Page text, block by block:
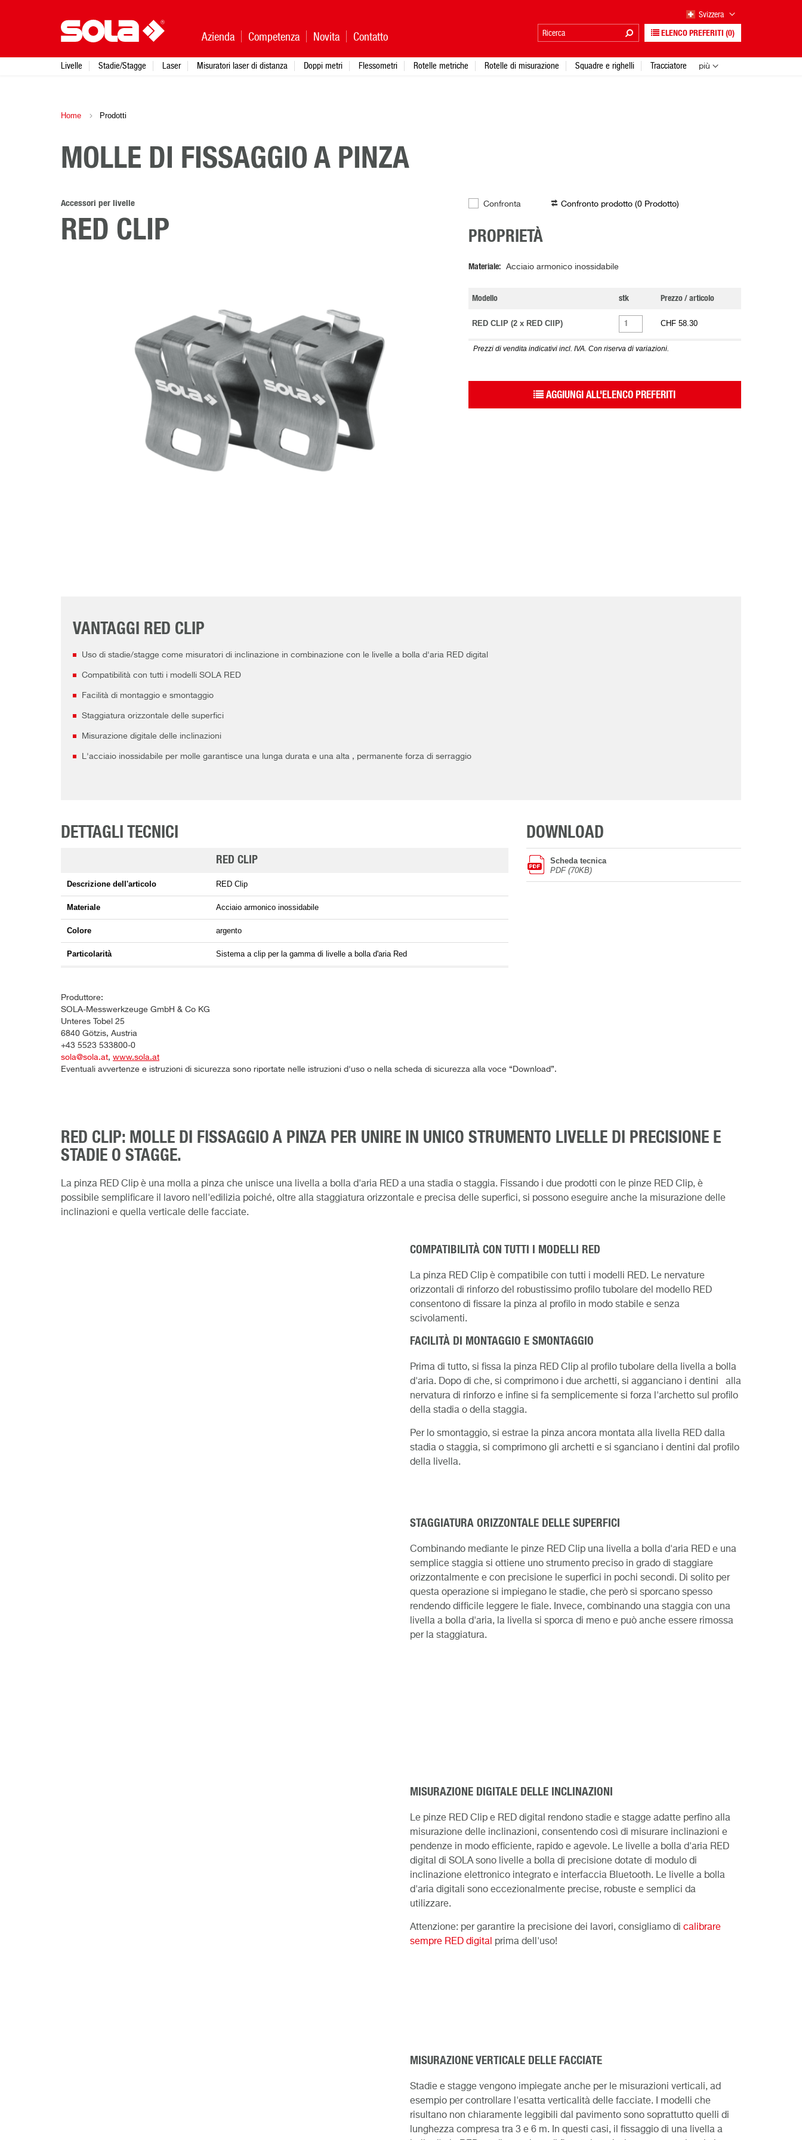
Home Prodotti
MOLLE DI FISSAGGIO A PINZA
Accessori per livelle
RED CLIP
Confronta Confronto prodotto (0 Prodotto)
PROPRIETÀ
Materiale Acciaio armonico inossidabile
Modello stk Prezzo / articolo
RED CLIP (2 x RED ClIP) CHF 58.30
Prezzi di vendita indicativi incl. IVA. Con riserva di variazioni.
AGGIUNGI ALL'ELENCO PREFERITI
VANTAGGI RED CLIP
Uso di stadie/stagge come misuratori di inclinazione in combinazione con le livelle a bolla d'aria RED digital
Compatibilità con tutti i modelli SOLA RED
Facilità di montaggio e smontaggio
Staggiatura orizzontale delle superfici
Misurazione digitale delle inclinazioni
L'acciaio inossidabile per molle garantisce una lunga durata e una alta , permanente forza di serraggio
DETTAGLI TECNICI
RED CLIP
Descrizione dell'articolo RED Clip
Materiale Acciaio armonico inossidabile
Colore argento
Particolarità Sistema a clip per la gamma di livelle a bolla d'aria Red
DOWNLOAD
Scheda tecnica
PDF (70KB)
Produttore:
SOLA-Messwerkzeuge GmbH & Co KG
Unteres Tobel 25
6840 Götzis, Austria
+43 5523 533800-0
sola@sola.at, www.sola.at
Eventuali avvertenze e istruzioni di sicurezza sono riportate nelle istruzioni d'uso o nella scheda di sicurezza alla voce “Download”.
RED CLIP: MOLLE DI FISSAGGIO A PINZA PER UNIRE IN UNICO STRUMENTO LIVELLE DI PRECISIONE E
STADIE O STAGGE.
La pinza RED Clip è una molla a pinza che unisce una livella a bolla d'aria RED a una stadia o staggia. Fissando i due prodotti con le pinze RED Clip, è
possibile semplificare il lavoro nell'edilizia poiché, oltre alla staggiatura orizzontale e precisa delle superfici, si possono eseguire anche la misurazione delle
inclinazioni e quella verticale delle facciate.
COMPATIBILITÀ CON TUTTI I MODELLI RED
La pinza RED Clip è compatibile con tutti i modelli RED. Le nervature
orizzontali di rinforzo del robustissimo profilo tubolare del modello RED
consentono di fissare la pinza al profilo in modo stabile e senza
scivolamenti.
FACILITÀ DI MONTAGGIO E SMONTAGGIO
Prima di tutto, si fissa la pinza RED Clip al profilo tubolare della livella a bolla
d'aria. Dopo di che, si comprimono i due archetti, si agganciano i dentini alla
nervatura di rinforzo e infine si fa semplicemente si forza l'archetto sul profilo
della stadia o della staggia.
Per lo smontaggio, si estrae la pinza ancora montata alla livella RED dalla
stadia o staggia, si comprimono gli archetti e si sganciano i dentini dal profilo
della livella.
STAGGIATURA ORIZZONTALE DELLE SUPERFICI
Combinando mediante le pinze RED Clip una livella a bolla d'aria RED e una
semplice staggia si ottiene uno strumento preciso in grado di staggiare
orizzontalmente e con precisione le superfici in pochi secondi. Di solito per
questa operazione si impiegano le stadie, che però si sporcano spesso
rendendo difficile leggere le fiale. Invece, combinando una staggia con una
livella a bolla d'aria, la livella si sporca di meno e può anche essere rimossa
per la staggiatura.
MISURAZIONE DIGITALE DELLE INCLINAZIONI
Le pinze RED Clip e RED digital rendono stadie e stagge adatte perfino alla
misurazione delle inclinazioni, consentendo così di misurare inclinazioni e
pendenze in modo efficiente, rapido e agevole. Le livelle a bolla d'aria RED
digital di SOLA sono livelle a bolla di precisione dotate di modulo di
inclinazione elettronico integrato e interfaccia Bluetooth. Le livelle a bolla
d'aria digitali sono eccezionalmente precise, robuste e semplici da
utilizzare.
Attenzione: per garantire la precisione dei lavori, consigliamo di calibrare
sempre RED digital prima dell'uso!
MISURAZIONE VERTICALE DELLE FACCIATE
Stadie e stagge vengono impiegate anche per le misurazioni verticali, ad
esempio per controllare l'esatta verticalità delle facciate. I modelli che
risultano non chiaramente leggibili dal pavimento sono soprattutto quelli di
lunghezza compresa tra 3 e 6 m. In questi casi, il fissaggio di una livella a
Azienda Competenza Novita Contatto
Svizzera
ELENCO PREFERITI (0)
Livelle Stadie/Stagge Laser Misuratori laser di distanza Doppi metri Flessometri Rotelle metriche Rotelle di misurazione Squadre e righelli Tracciatore più